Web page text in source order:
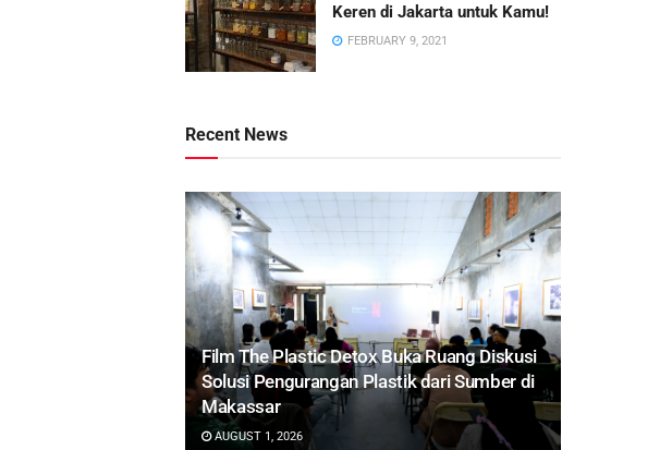
Keren di Jakarta untuk Kamu!
FEBRUARY 9, 2021
Recent News
Film The Plastic Detox Buka Ruang Diskusi
Solusi Pengurangan Plastik dari Sumber di
Makassar
AUGUST 1, 2026